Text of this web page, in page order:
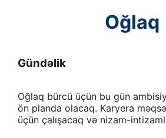
Oğlaq
Gündəlik
Oğlaq bürcü üçün bu gün
ön planda olacaq. Karyera
üçün çalışacaq və nizam-